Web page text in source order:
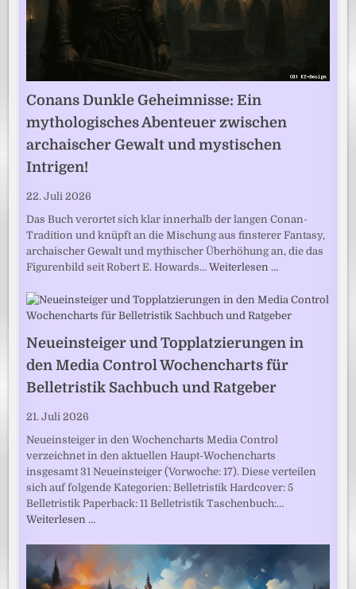
Conans Dunkle Geheimnisse: Ein
mythologisches Abenteuer zwischen
archaischer Gewalt und mystischen
Intrigen!
22. Juli 2026
Das Buch verortet sich klar innerhalb der langen Conan-
Tradition und knüpft an die Mischung aus finsterer Fantasy,
archaischer Gewalt und mythischer Überhöhung an, die das
Figurenbild seit Robert E. Howards…Weiterlesen …
Neueinsteiger und Topplatzierungen in
den Media Control Wochencharts für
Belletristik Sachbuch und Ratgeber
21. Juli 2026
Neueinsteiger in den Wochencharts Media Control
verzeichnet in den aktuellen Haupt-Wochencharts
insgesamt 31 Neueinsteiger (Vorwoche: 17). Diese verteilen
sich auf folgende Kategorien: Belletristik Hardcover: 5
Belletristik Paperback: 11 Belletristik Taschenbuch:…
Weiterlesen …